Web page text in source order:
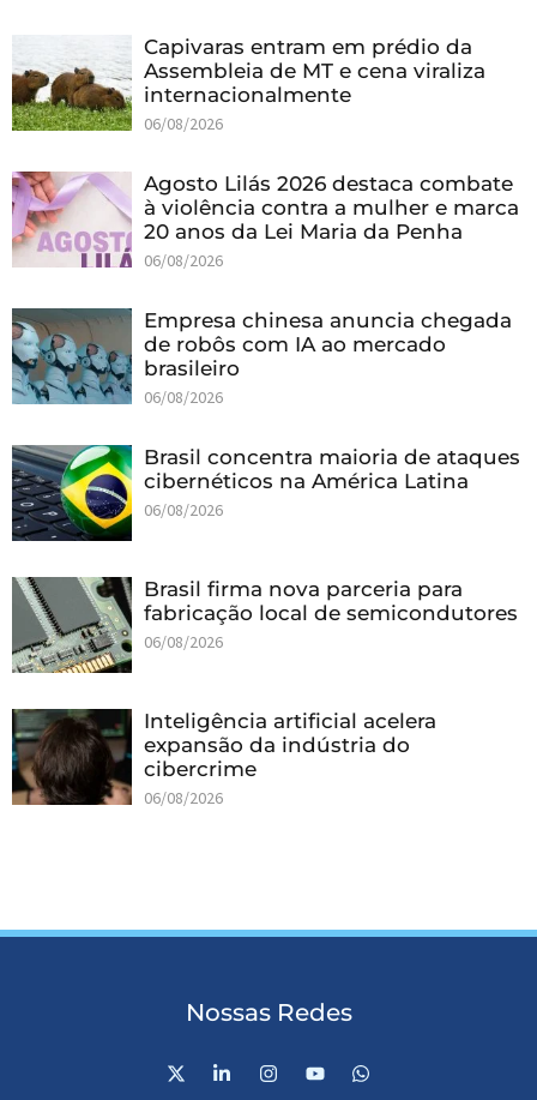
Capivaras entram em prédio da
Assembleia de MT e cena viraliza
internacionalmente
06/08/2026
Agosto Lilás 2026 destaca combate
à violência contra a mulher e marca
20 anos da Lei Maria da Penha
06/08/2026
Empresa chinesa anuncia chegada
de robôs com IA ao mercado
brasileiro
06/08/2026
Brasil concentra maioria de ataques
cibernéticos na América Latina
06/08/2026
Brasil firma nova parceria para
fabricação local de semicondutores
06/08/2026
Inteligência artificial acelera
expansão da indústria do
cibercrime
06/08/2026
Nossas Redes
X
-
L
i
I
n
Y
o
W
h